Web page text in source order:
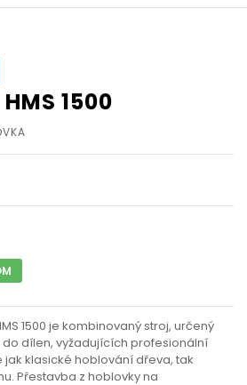
1500
1500 je kombinovaný stroj, určený
dílen, vyžadujících profesionální
jak klasické hoblování dřeva, tak
Přestavba z hoblovky na